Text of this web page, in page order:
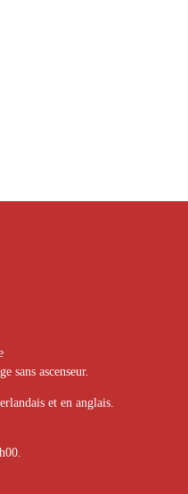
sans ascenseur.
et en anglais.